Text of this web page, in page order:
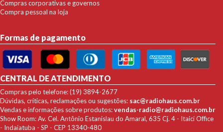
Compras corporativas e governos
Compra pessoal na loja
Formas de pagamento
CENTRAL DE ATENDIMENTO
Compras pelo telefone: (19) 3894-2677
Dúvidas, críticas, reclamações ou sugestões: sac@radiohaus.com.br
Vendas e informações sobre produtos:vendas-radio@radiohaus.com.br
Show Room: Av. Cel. Antônio Estanislau do Amaral, 635 Cj. 4 - Itaici Office
- Indaiatuba - SP - CEP 13340-480